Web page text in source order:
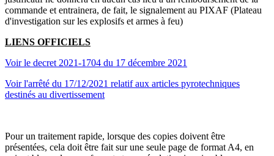
commande et entrainera, de fait, le signalement au PIXAF (Plateau
d'investigation sur les explosifs et armes à feu)
LIENS OFFICIELS
Voir le decret 2021-1704 du 17 décembre 2021
Voir l'arrêté du 17/12/2021 relatif aux articles pyrotechniques
destinés au divertissement
Pour un traitement rapide, lorsque des copies doivent être
présentées, cela doit être fait sur une seule page de format A4, en